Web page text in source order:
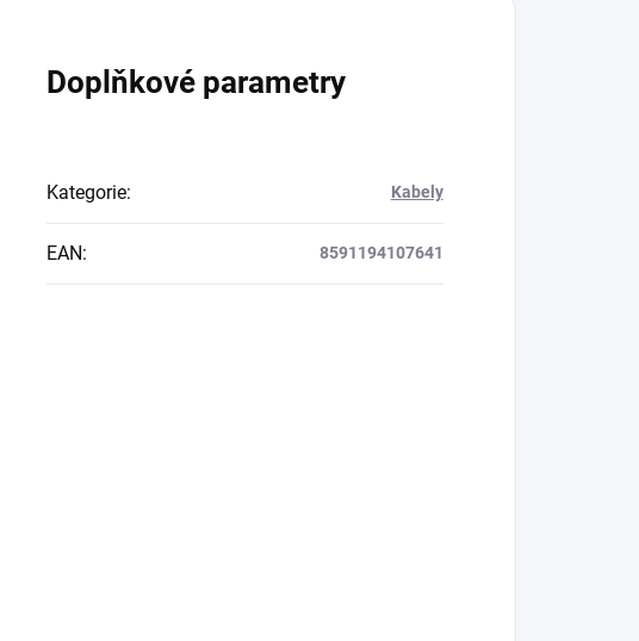
Doplňkové parametry
Kategorie: Kabely
EAN: 8591194107641